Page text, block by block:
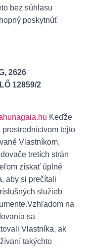
bez súhlasu
poskytnúť
2626
12859/2
Keďže
tejto
Vlastníkom,
tretích strán
získať úplné
aby si prečítali
služieb
Vzhľadom na
sa
Vlastníka, ak
takýchto